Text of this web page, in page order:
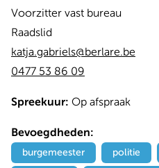
Voorzitter vast bureau
Raadslid
katja.gabriels@berlare.be
0477 53 86 09
Spreekuur: Op afspraak
Bevoegdheden:
burgemeester politie